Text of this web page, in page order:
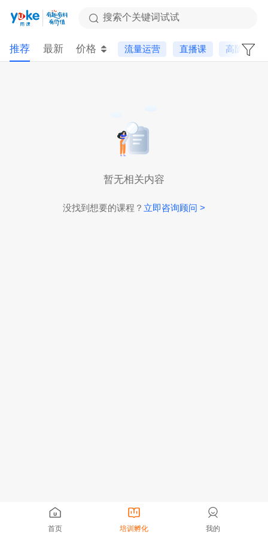
搜索个关键词试试
推荐 最新 价格 流量运营 直播课 高阶课
暂无相关内容
没找到想要的课程？ 立即咨询顾问 >
首页 培训孵化 我的